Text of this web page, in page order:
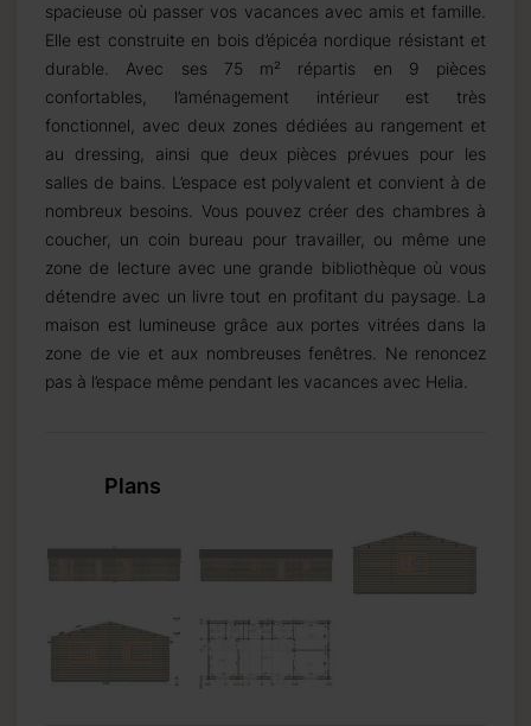
spacieuse où passer vos vacances avec amis et famille.
Elle est construite en bois d’épicéa nordique résistant et
durable. Avec ses 75 m² répartis en 9 pièces
confortables, l’aménagement intérieur est très
fonctionnel, avec deux zones dédiées au rangement et
au dressing, ainsi que deux pièces prévues pour les
salles de bains. L’espace est polyvalent et convient à de
nombreux besoins. Vous pouvez créer des chambres à
coucher, un coin bureau pour travailler, ou même une
zone de lecture avec une grande bibliothèque où vous
détendre avec un livre tout en profitant du paysage. La
maison est lumineuse grâce aux portes vitrées dans la
zone de vie et aux nombreuses fenêtres. Ne renoncez
pas à l’espace même pendant les vacances avec Helia.
Plans
mm;